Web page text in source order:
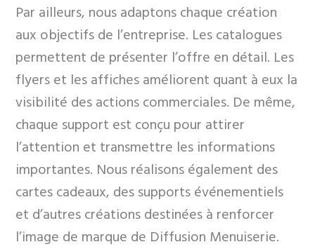
Par ailleurs, nous adaptons chaque création
aux objectifs de l’entreprise. Les catalogues
permettent de présenter l’offre en détail. Les
flyers et les affiches améliorent quant à eux la
visibilité des actions commerciales. De même,
chaque support est conçu pour attirer
l’attention et transmettre les informations
importantes. Nous réalisons également des
cartes cadeaux, des supports événementiels
et d’autres créations destinées à renforcer
l’image de marque de Diffusion Menuiserie.